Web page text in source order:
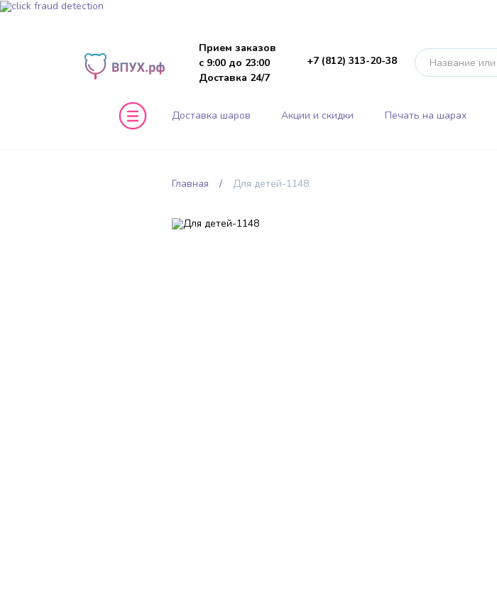
Прием заказов
с 9:00 до 23:00
Доставка 24/7
+7 (812) 313-20-38
Доставка шаров Акции и скидки Печать на шарах
Главная Для детей-1148